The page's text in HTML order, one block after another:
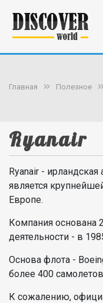
Главная Полезное
Ryanair
Ryanair -
является
Европе.
Компания основана
деятельности - в
Основа флота -
более 400
К сожалению,